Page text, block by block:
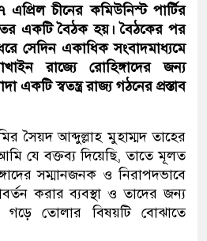
চীনের কমিউনিস্ট পার্টির
একটি বৈঠক হয়। বৈঠকের পর
সেদিন একাধিক সংবাদমাধ্যমে
রাজ্যে রোহিঙ্গাদের জন্য
একটি স্বতন্ত্র রাজ্য গঠনের প্রস্তাব
সৈয়দ আব্দুল্লাহ মুহাম্মদ তাহের
যে বক্তব্য দিয়েছি, তাতে মূলত
সম্মানজনক ও নিরাপদভাবে
করার ব্যবস্থা ও তাদের জন্য
তোলার বিষয়টি বোঝাতে